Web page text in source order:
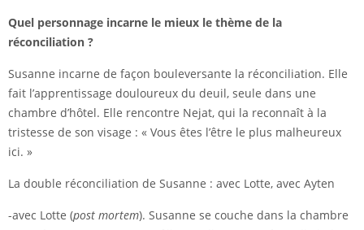
Quel personnage incarne le mieux le thème de la
réconciliation ?
Susanne incarne de façon bouleversante la réconciliation. Elle
fait l’apprentissage douloureux du deuil, seule dans une
chambre d’hôtel. Elle rencontre Nejat, qui la reconnaît à la
tristesse de son visage : « Vous êtes l’être le plus malheureux
ici. »
La double réconciliation de Susanne : avec Lotte, avec Ayten
-avec Lotte (post mortem). Susanne se couche dans la chambre